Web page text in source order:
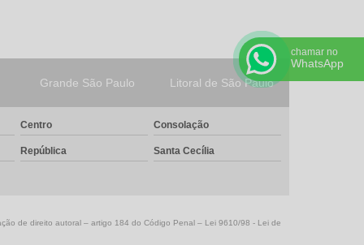
Conexão anilha aço inox
Conexões anilhadas inox
Conexões aço inox 316
Conexões dupla anilha em aço inox
Grande São Paulo Litoral de São Paulo
Centro Consolação
República Santa Cecília
de direito autoral – artigo 184 do Código Penal – Lei 9610/98 - Lei de
chamar no
WhatsApp